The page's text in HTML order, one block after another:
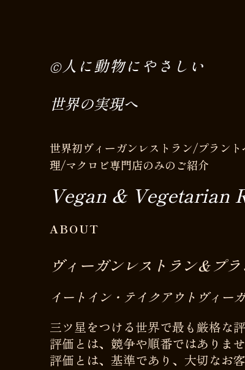
Ⓒ人に動物にやさしい
世界の実現へ
世界初ヴィーガンレストラン/プラン
理/マクロビ専門店のみのご紹介
Vegan & Vegetarian
ABOUT
ヴィーガンレストラン＆プ
イートイン・テイクアウトヴィー
三ツ星をつける世界で最も厳格な
評価とは、競争や順番ではありませ
評価とは、基準であり、大切なお